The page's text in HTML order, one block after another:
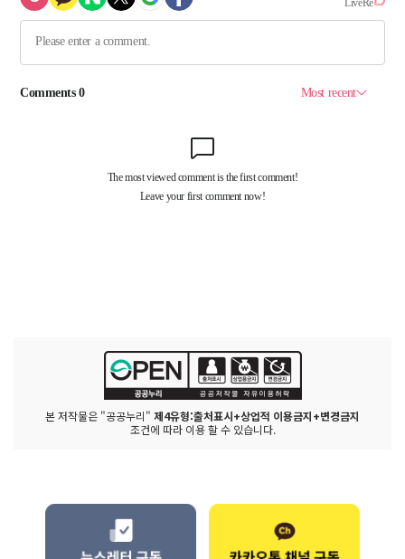
본 저작물은 "공공누리" 제4유형:출처표시+상업적 이용금지+변경금지
조건에 따라 이용 할 수 있습니다.